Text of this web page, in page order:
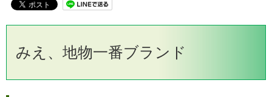
みえ、地物一番ブランド